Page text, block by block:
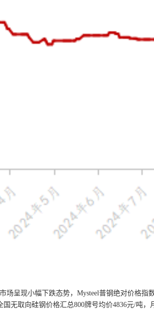
呈现小幅下跌态势，Mysteel普钢绝对价格指
无取向硅钢价格汇总800牌号均价4836元/吨，